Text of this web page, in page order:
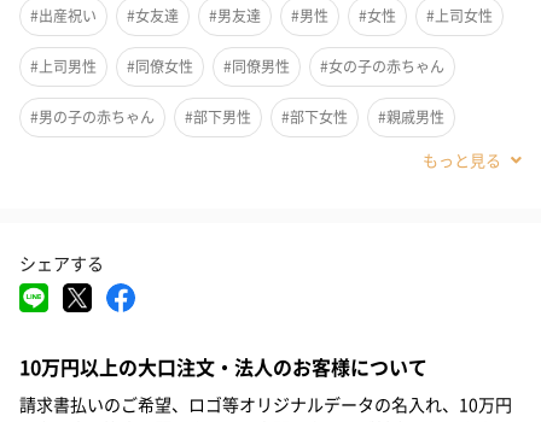
家族の到来を祝うユニークな方法です。ミニオンの可愛らしいぬ
いぐるみが、バイクの「運転手」として赤ちゃんの成長を見守り
ます。
#出産祝い #女友達 #男友達 #男性 #女性 #上司女性
#上司男性 #同僚女性 #同僚男性 #女の子の赤ちゃん
#男の子の赤ちゃん #部下男性 #部下女性 #親戚男性
#40代
シェアする
10万円以上の大口注文・法人のお客様について
請求書払いのご希望、ロゴ等オリジナルデータの名入れ、10万円